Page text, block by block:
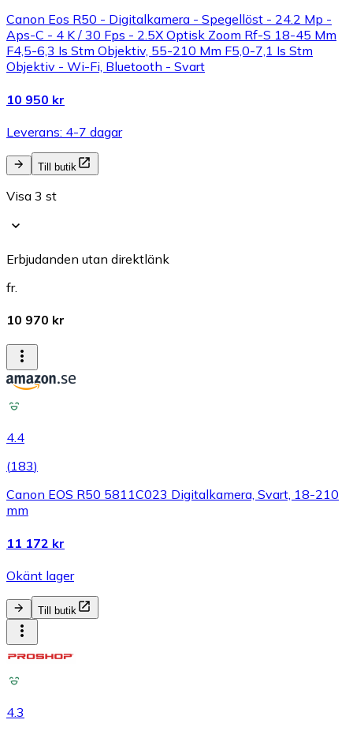
Canon Eos R50 - Digitalkamera - Spegellöst - 24.2 Mp -
Aps-C - 4 K / 30 Fps - 2.5X Optisk Zoom Rf-S 18-45 Mm
F4,5-6,3 Is Stm Objektiv, 55-210 Mm F5,0-7,1 Is Stm
Objektiv - Wi-Fi, Bluetooth - Svart
10 950 kr
Leverans: 4-7 dagar
Till butik
Visa 3 st
Erbjudanden utan direktlänk
fr.
10 970 kr
4.4
(183)
Canon EOS R50 5811C023 Digitalkamera, Svart, 18-210
mm
11 172 kr
Okänt lager
Till butik
4.3